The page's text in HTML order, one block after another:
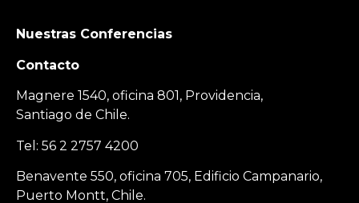
Nuestras Conferencias
Contacto
Magnere 1540, oficina 801, Providencia,
Santiago de Chile.
Tel: 56 2 2757 4200
Benavente 550, oficina 705, Edificio Campanario,
Puerto Montt, Chile.